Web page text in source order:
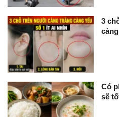
3
Có
sẽ